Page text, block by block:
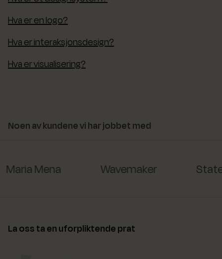
Hva er en logo?
Hva er interaksjonsdesign?
Hva er visualisering?
Noen av kundene vi har jobbet med
Maria Mena Wavemaker
La oss ta en uforpliktende prat